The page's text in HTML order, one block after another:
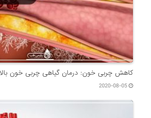
کاهش چربی خون: درمان گیاهی چربی خون
2020-08-05